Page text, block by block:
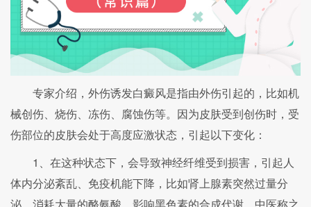
专家介绍，外伤诱发白癜风是指由外伤引起的，比如机
械创伤、烧伤、冻伤、腐蚀伤等。因为皮肤受到创伤时，受
伤部位的皮肤会处于高度应激状态，引起以下变化：
1、在这种状态下，会导致神经纤维受到损害，引起人
体内分泌紊乱、免疫机能下降，比如肾上腺素突然过量分
泌、消耗大量的酪氨酸，影响黑色素的合成代谢。中医称之